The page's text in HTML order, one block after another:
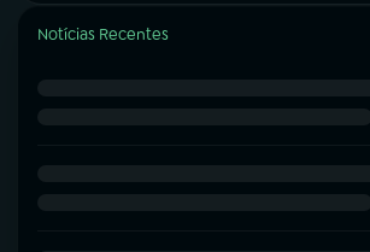
Notícias Recentes